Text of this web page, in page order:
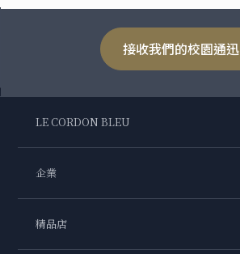
接收我們的校園通迅
LE CORDON BLEU
企業
精品店